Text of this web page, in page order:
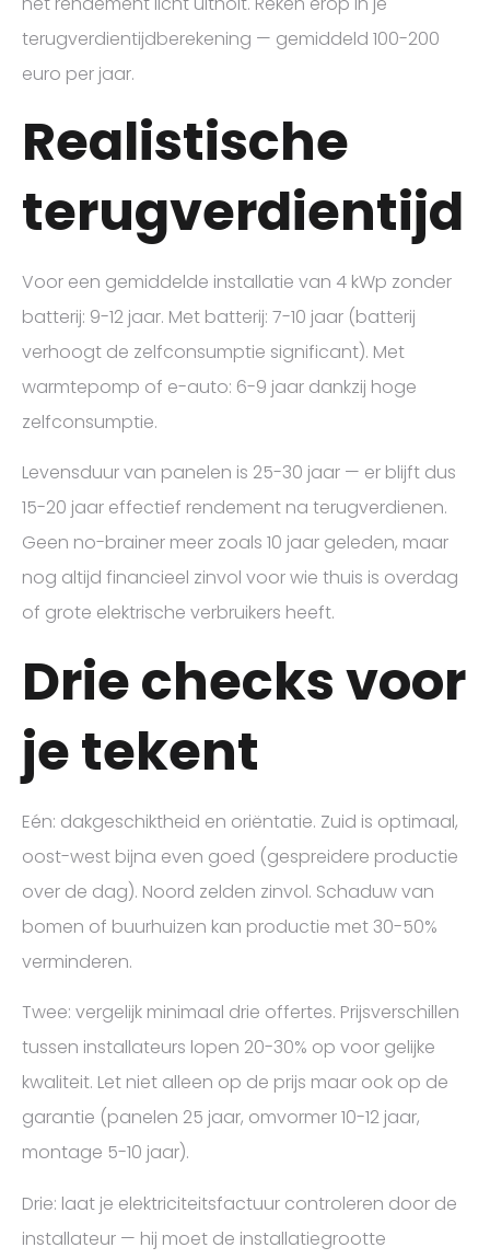
terugverdientijdberekening — gemiddeld 100-200
euro per jaar.
Realistische
terugverdientijd
Voor een gemiddelde installatie van 4 kWp zonder
batterij: 9-12 jaar. Met batterij: 7-10 jaar (batterij
verhoogt de zelfconsumptie significant). Met
warmtepomp of e-auto: 6-9 jaar dankzij hoge
zelfconsumptie.
Levensduur van panelen is 25-30 jaar — er blijft dus
15-20 jaar effectief rendement na terugverdienen.
Geen no-brainer meer zoals 10 jaar geleden, maar
nog altijd financieel zinvol voor wie thuis is overdag
of grote elektrische verbruikers heeft.
Drie checks voor
je tekent
Eén: dakgeschiktheid en oriëntatie. Zuid is optimaal,
oost-west bijna even goed (gespreidere productie
over de dag). Noord zelden zinvol. Schaduw van
bomen of buurhuizen kan productie met 30-50%
verminderen.
Twee: vergelijk minimaal drie offertes. Prijsverschillen
tussen installateurs lopen 20-30% op voor gelijke
kwaliteit. Let niet alleen op de prijs maar ook op de
garantie (panelen 25 jaar, omvormer 10-12 jaar,
montage 5-10 jaar).
Drie: laat je elektriciteitsfactuur controleren door de
installateur — hij moet de installatiegrootte